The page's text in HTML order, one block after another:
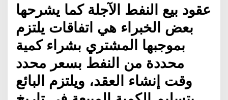
عقود بيع النفط الآجلة كما يشرحها
بعض الخبراء هي اتفاقات يلتزم
بموجبها المشتري بشراء كمية
محددة من النفط بسعر محدد
وقت إنشاء العقد، ويلتزم البائع